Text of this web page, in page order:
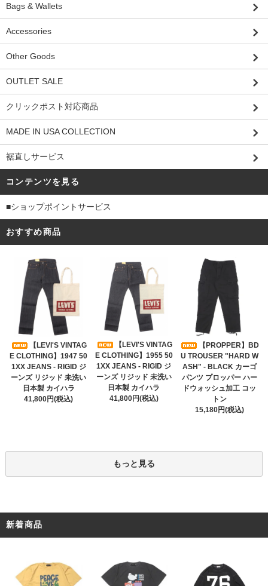
Bags & Wallets
Accessories
Other Goods
OUTLET SALE
クリックポスト対応商品
MADE IN USA COLLECTION
裾直しサービス
コンテンツを見る
■ショップポイントサービス
おすすめ商品
【LEVI'S VINTAG
E CLOTHING】1947 50
1XX JEANS - RIGID ジ
ーンズ リジッド 未洗い
日本製 カイハラ
41,800円(税込)
【LEVI'S VINTAG
E CLOTHING】1955 50
1XX JEANS - RIGID ジ
ーンズ リジッド 未洗い
日本製 カイハラ
41,800円(税込)
【PROPPER】BD
U TROUSER "HARD W
ASH" - BLACK カーゴ
パンツ プロッパー ハー
ドウォッシュ加工 コッ
トン
15,180円(税込)
もっと見る
新着商品